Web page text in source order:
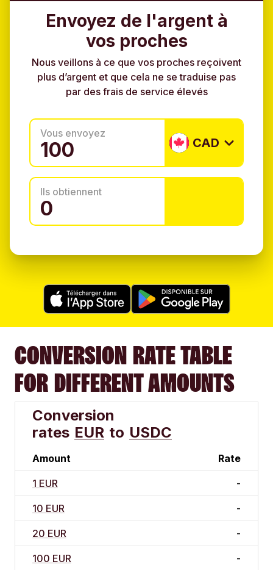
Envoyez de l'argent à
vos proches
Nous veillons à ce que vos proches reçoivent
plus d’argent et que cela ne se traduise pas
par des frais de service élevés
Vous envoyez
CAD
Ils obtiennent
CONVERSION RATE TABLE
FOR DIFFERENT AMOUNTS
Conversion
rates EUR to USDC
Amount Rate
1 EUR -
10 EUR -
20 EUR -
100 EUR -